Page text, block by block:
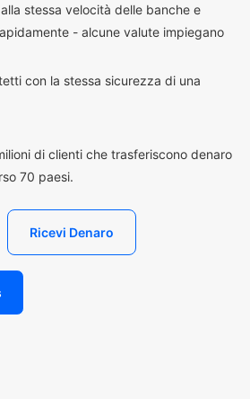
stessa velocità delle banche e
- alcune valute impiegano
con la stessa sicurezza di una
di clienti che trasferiscono denaro
70 paesi.
Ricevi Denaro